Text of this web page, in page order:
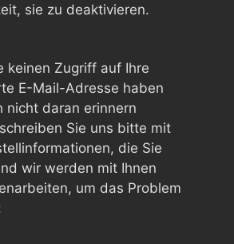
sie zu deaktivieren.
keinen Zugriff auf Ihre
E-Mail-Adresse haben
nicht daran erinnern
Sie uns bitte mit
die Sie
wir werden mit Ihnen
um das Problem